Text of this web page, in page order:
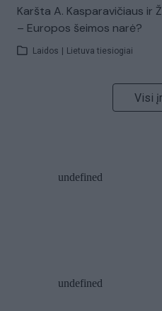
Karšta A. Kasparavičiaus ir
– Europos šeimos narė?
Laidos Lietuva tiesiogiai
Visi